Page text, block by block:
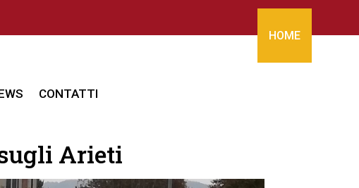
CONTATTI
HOME
Arieti